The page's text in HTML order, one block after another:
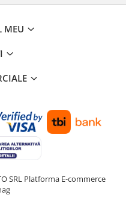
MEU
SRL Platforma E-commerce